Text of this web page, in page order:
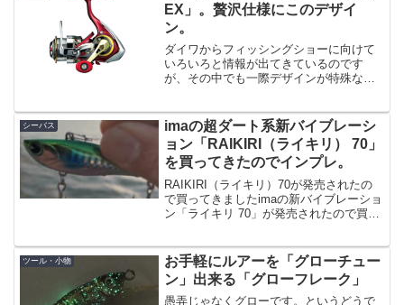
EX」。贅沢仕様にこのデザイ
ン。
ダイワからフィッシングショーに向けて
いろいろと情報が出てきているのです
が、その中でも一際デザインが特殊なリ
らにギアは「ジュラルミン鍛造マシンカ
ットデジギヤ」に...
シーバス
imaの超ダート系新バイブレーシ
ョン「RAIKIRI（ライキリ） 70」
を買ってきたのでインプレ。
RAIKIRI（ライキリ）70が発売されたの
で買ってきましたimaの新バイブレーショ
ン「ライキリ 70」が発売されたので買っ
じ。横からだとスリムな感じですね。ラ
イキリ70...
ツール・小物
お手軽にルアーを「グローチュー
ン」出来る「グローフレーク」
愚弄じゃなくグローです。というどうで